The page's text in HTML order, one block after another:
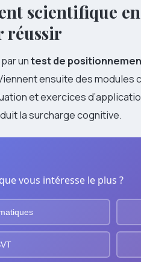
scientifique
réussir
untest de
ensuite des modules
et exercices
la surcharge cognitive.
vous intéresse le plus ?